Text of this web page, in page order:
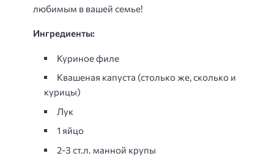
любимым в вашей семье!
Ингредиенты:
Куриное филе
Квашеная капуста (столько же, сколько и
курицы)
Лук
1 яйцо
2-3 ст.л. манной крупы